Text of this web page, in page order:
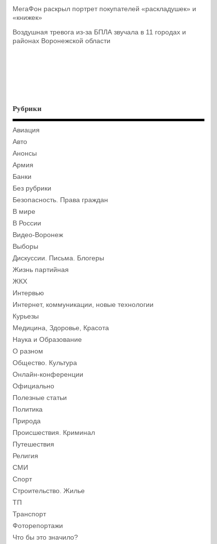
МегаФон раскрыл портрет покупателей «раскладушек» и
«книжек»
Воздушная тревога из-за БПЛА звучала в 11 городах и
районах Воронежской области
Рубрики
Авиация
Авто
Анонсы
Армия
Банки
Без рубрики
Безопасность. Права граждан
В мире
В России
Видео-Воронеж
Выборы
Дискуссии. Письма. Блогеры
Жизнь партийная
ЖКХ
Интервью
Интернет, коммуникации, новые технологии
Курьезы
Медицина, Здоровье, Красота
Наука и Образование
О разном
Общество. Культура
Онлайн-конференции
Официально
Полезные статьи
Политика
Природа
Происшествия. Криминал
Путешествия
Религия
СМИ
Спорт
Строительство. Жилье
ТП
Транспорт
Фоторепортажи
Что бы это значило?